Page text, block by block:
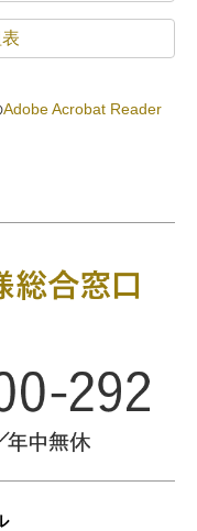
Adobe Acrobat Reader